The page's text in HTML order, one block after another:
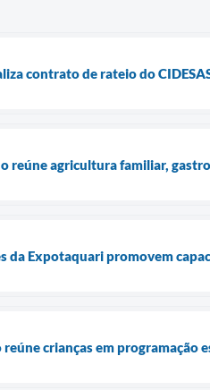
contrato de rateio do
reúne agricultura familiar,
da Expotaquari promovem
crianças em programação